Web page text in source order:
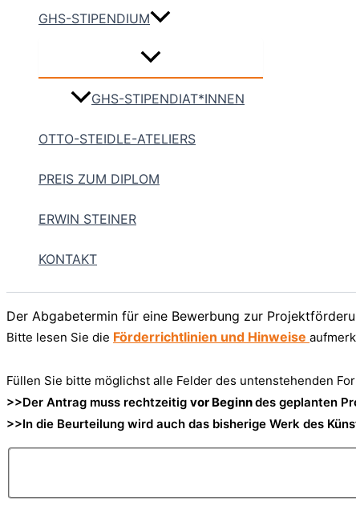
GHS-STIPENDIUM
GHS-STIPENDIAT*INNEN
OTTO-STEIDLE-ATELIERS
PREIS ZUM DIPLOM
ERWIN STEINER
KONTAKT
Der Abgabetermin für eine Bewerbung zur
Bitte lesen Sie die Förderrichtlinien und Hinweise
Füllen Sie bitte möglichst alle Felder des untenstehenden
>>Der Antrag muss rechtzeitig vor Beginndes geplanten
>>In die Beurteilung wird auch das bisherige Werk des